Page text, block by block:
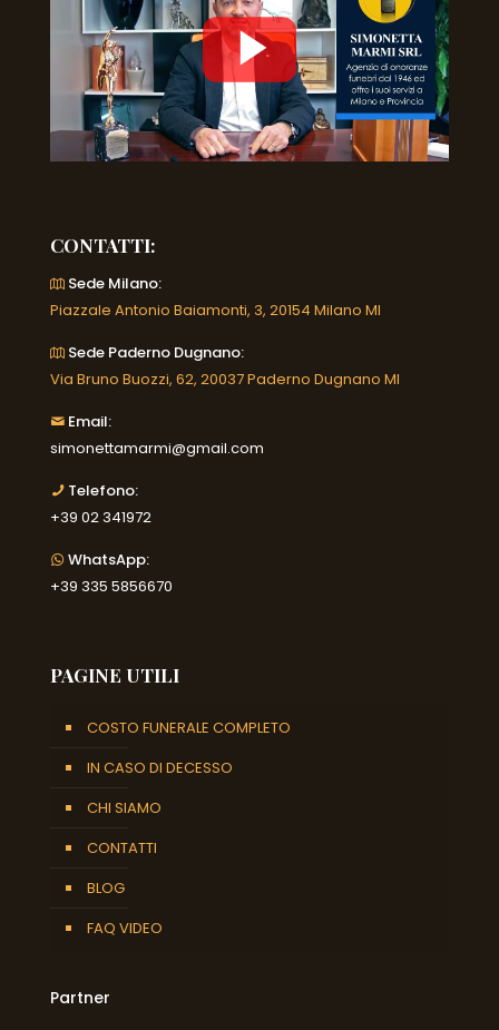
CONTATTI:
Sede Milano:
Piazzale Antonio Baiamonti, 3, 20154 Milano MI
Sede Paderno Dugnano:
Via Bruno Buozzi, 62, 20037 Paderno Dugnano MI
Email:
simonettamarmi@gmail.com
Telefono:
+39 02 341972
WhatsApp:
+39 335 5856670
PAGINE UTILI
COSTO FUNERALE COMPLETO
IN CASO DI DECESSO
CHI SIAMO
CONTATTI
BLOG
FAQ VIDEO
Partner